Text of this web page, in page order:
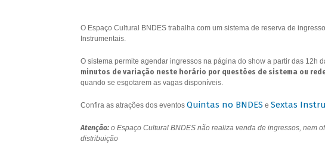
O Espaço Cultural BNDES trabalha com um sistema de reserva de
Instrumentais.
O sistema permite agendar ingressos na página do show a partir das 12h
minutos de variação neste horário por questões de sistema ou
quando se esgotarem as vagas disponíveis.
Confira as atrações dos eventos Quintas no BNDES e Sextas
Atenção:o Espaço Cultural BNDES não realiza venda de ingressos, nem
distribuição